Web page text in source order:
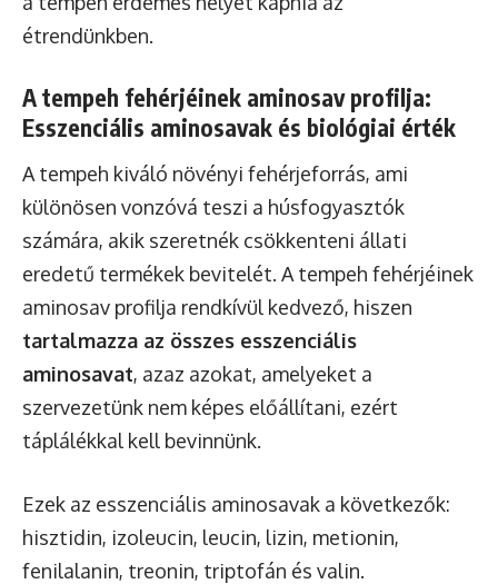
étrendünkben.
A tempeh fehérjéinek aminosav profilja:
Esszenciális aminosavak és biológiai érték
A tempeh kiváló növényi fehérjeforrás, ami
különösen vonzóvá teszi a húsfogyasztók
számára, akik szeretnék csökkenteni állati
eredetű termékek bevitelét. A tempeh fehérjéinek
aminosav profilja rendkívül kedvező, hiszen
tartalmazza az összes esszenciális
aminosavat, azaz azokat, amelyeket a
szervezetünk nem képes előállítani, ezért
táplálékkal kell bevinnünk.
Ezek az esszenciális aminosavak a következők:
hisztidin, izoleucin, leucin, lizin, metionin,
fenilalanin, treonin, triptofán és valin.